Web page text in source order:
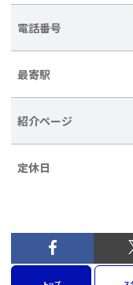
電話番号
最寄駅
紹介ページ
定休日